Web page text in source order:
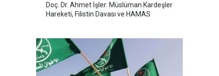
Doç. Dr. Ahmet İşler: Müslüman Kardeşler
Hareketi, Filistin Davası ve HAMAS